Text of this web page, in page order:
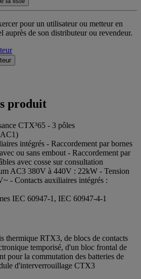
pour un utilisateur ou metteur en
auprès de son distributeur ou revendeur.
produit
CTX³65 - 3 pôles
intégrés - Raccordement par bornes
ou sans embout - Raccordement par
avec cosse sur consultation
AC3 380V à 440V : 22kW - Tension
- Contacts auxiliaires intégrés :
IEC 60947-1, IEC 60947-4-1
thermique RTX3, de blocs de contacts
temporisé, d'un bloc frontal de
pour la commutation des batteries de
d'interverrouillage CTX3